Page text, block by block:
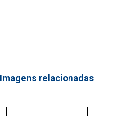
Imagens relacionadas